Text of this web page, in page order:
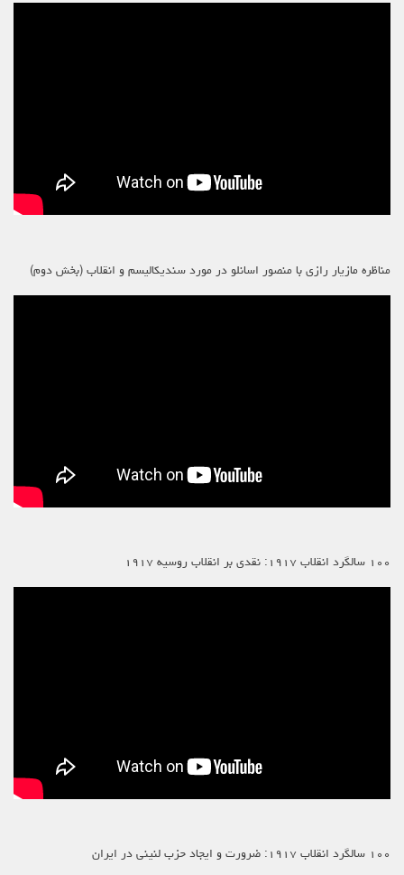
مناظره مازیار رازی با منصور اسانلو در مورد سندیکالیسم و انقلاب (بخش دوم)
۱۰۰ سالگرد انقلاب ۱۹۱۷: نقدی بر انقلاب روسیه ۱۹۱۷
۱۰۰ سالگرد انقلاب ۱۹۱۷: ضرورت و ایجاد حزب لنینی در ایران